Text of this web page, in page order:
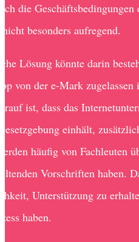
die Geschäftsbedingungen
besonders aufregend.
Lösung könnte darin
von der e-Mark
ist, dass das
einhält,
häufig von Fachleuten
Vorschriften haben.
Unterstützung zu
haben.